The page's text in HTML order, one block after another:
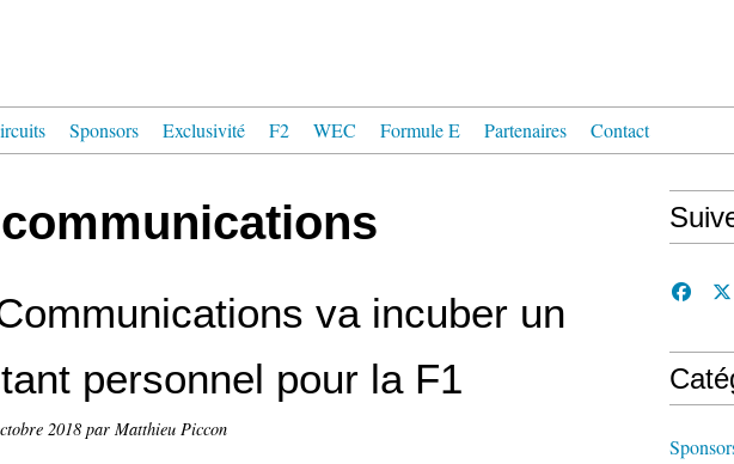
Sponsors Exclusivité F2 WEC Formule E Partenaires Contact
va incuber un
personnel pour la F1
2018 par Matthieu Piccon